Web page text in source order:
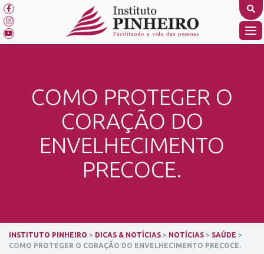
Skip
to
content
COMO PROTEGER O
CORAÇÃO DO
ENVELHECIMENTO
PRECOCE.
INSTITUTO PINHEIRO > DICAS & NOTÍCIAS > NOTÍCIAS > SAÚDE >
COMO PROTEGER O CORAÇÃO DO ENVELHECIMENTO PRECOCE.